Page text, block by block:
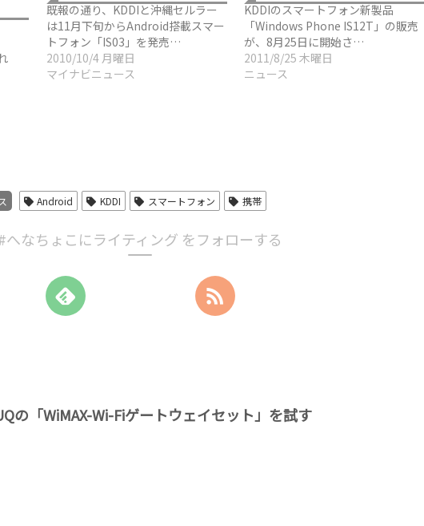
既報の通り、KDDIと沖縄セルラー
は11月下旬からAndroid搭載スマー
トフォン「IS03」を発売…
2010/10/4 月曜日
マイナビニュース
KDDIのスマートフォン新製品
「Windows Phone IS12T」の販売
が、8月25日に開始さ…
2011/8/25 木曜日
ニュース
Android KDDI スマートフォン 携帯
へなちょこにライティング をフォローする
の「WiMAX-Wi-Fiゲートウェイセット」を試す